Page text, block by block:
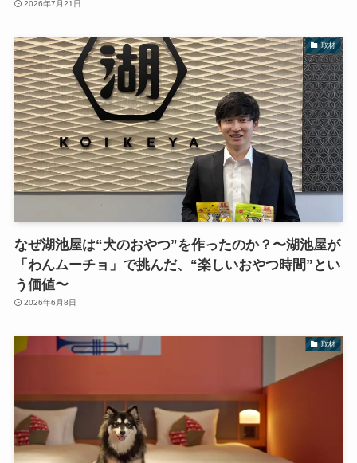
2026年7月21日
取材
なぜ湖池屋は“犬のおやつ”を作ったのか？〜湖池屋が
「わんムーチョ」で挑んだ、“楽しいおやつ時間”とい
う価値〜
2026年6月8日
取材